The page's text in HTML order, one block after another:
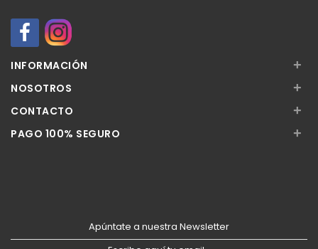
INFORMACIÓN +
NOSOTROS +
CONTACTO +
PAGO 100% SEGURO +
Apúntate a nuestra Newsletter